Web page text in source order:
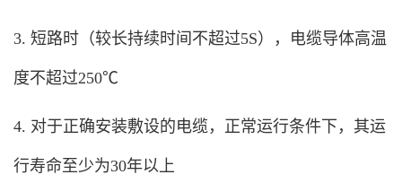
3. 短路时（较长持续时间不超过5S），电缆导体高温
度不超过250℃
4. 对于正确安装敷设的电缆，正常运行条件下，其运
行寿命至少为30年以上